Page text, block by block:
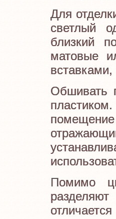
Для
светлый
близкий
матовые
Обшивать
Помимо